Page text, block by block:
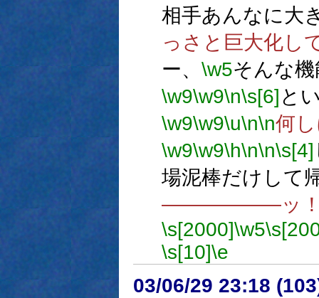
相手あんなに大
っさと巨大化し
ー、 \w5そんな
\w9\w9\n\s[6] と
\w9\w9\u\n\n何
\w9\w9\h\n\n\s[4]
場泥棒だけして
――――――ッ！
\s[2000]\w5
\s[10]\e
03/06/29 23:18